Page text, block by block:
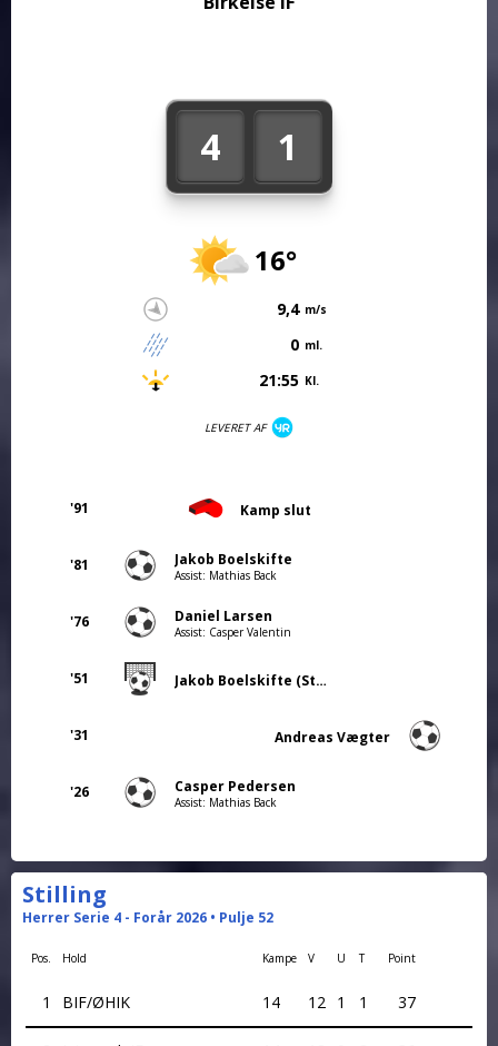
4 1
16°
9,4 m/s
0 ml.
21:55 Kl.
LEVERET AF
'91 Kamp slut
'81 Jakob Boelskifte
Assist: Mathias Back
'76 Daniel Larsen
Assist: Casper Valentin
'51 Jakob Boelskifte (Straffe)
'31 Andreas Vægter
'26 Casper Pedersen
Assist: Mathias Back
Stilling
Herrer Serie 4 - Forår 2026 • Pulje 52
Pos. Hold Kampe V U T Point
1 BIF/ØHIK 14 12 1 1 37